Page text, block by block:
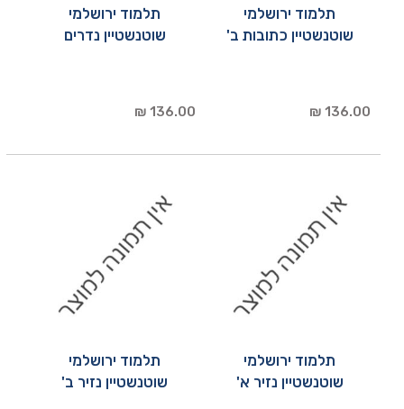
תלמוד ירושלמי
שוטנשטיין כתובות ב'
136.00 ₪
תלמוד ירושלמי
שוטנשטיין נדרים
136.00 ₪
תלמוד ירושלמי
שוטנשטיין נזיר א'
תלמוד ירושלמי
שוטנשטיין נזיר ב'